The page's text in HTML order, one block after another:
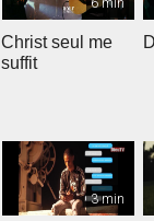
6 min
Christ seul me
suffit
3 min